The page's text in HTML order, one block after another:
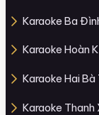
Karaoke Ba
Karaoke Hoàn
Karaoke Hai Bà
Karaoke Thanh